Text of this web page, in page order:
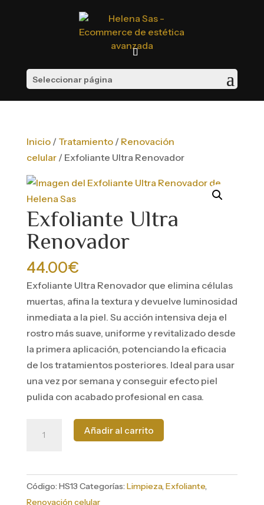
Seleccionar página
Inicio/ Tratamiento/ Renovación
celular/ Exfoliante Ultra Renovador
Exfoliante Ultra
Renovador
44.00€
Exfoliante Ultra Renovador que elimina células
muertas, afina la textura y devuelve luminosidad
inmediata a la piel. Su acción intensiva deja el
rostro más suave, uniforme y revitalizado desde
la primera aplicación, potenciando la eficacia
de los tratamientos posteriores. Ideal para usar
una vez por semana y conseguir efecto piel
pulida con acabado profesional en casa.
cantidad
Añadir al carrito
Código:HS13 Categorías:Limpieza,Exfoliante,
Renovación celular